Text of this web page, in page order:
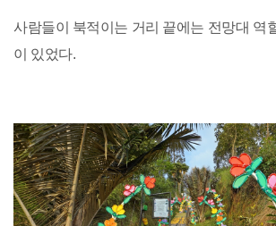
사람들이 북적이는 거리 끝에는 전망대 역
이 있었다.